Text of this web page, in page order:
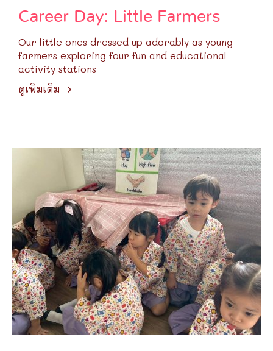
Career Day: Little Farmers
Our little ones dressed up adorably as young
farmers exploring four fun and educational
activity stations
ดูเพิ่มเติม